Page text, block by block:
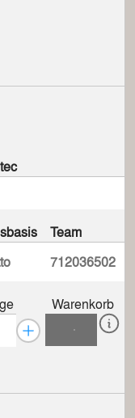
Team
712036502
Warenkorb